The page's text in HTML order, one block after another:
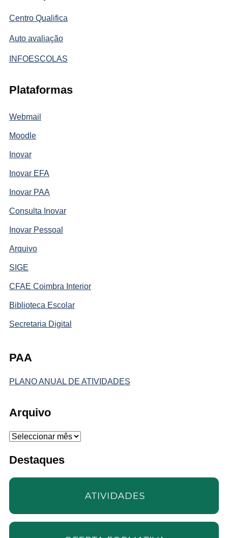
Centro Qualifica
Auto avaliação
INFOESCOLAS
Plataformas
Webmail
Moodle
Inovar
Inovar EFA
Inovar PAA
Consulta Inovar
Inovar Pessoal
Arquivo
SIGE
CFAE Coimbra Interior
Biblioteca Escolar
Secretaria Digital
PAA
PLANO ANUAL DE ATIVIDADES
Arquivo
Arquivo
Destaques